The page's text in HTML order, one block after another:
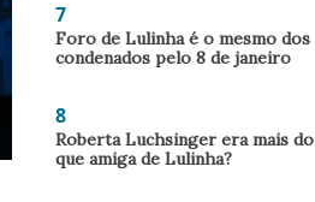
7
Foro de Lulinha é o mesmo dos
condenados pelo 8 de janeiro
8
Roberta Luchsinger era mais do
que amiga de Lulinha?